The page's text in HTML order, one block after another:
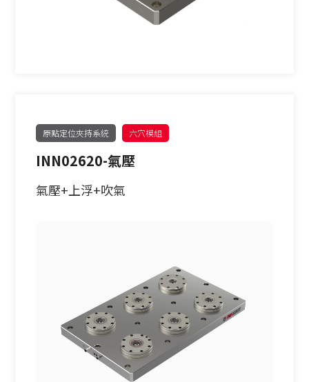
原點定位夾持系統 六穴模組
INN02620-氣壓
氣壓+上浮+吹氣